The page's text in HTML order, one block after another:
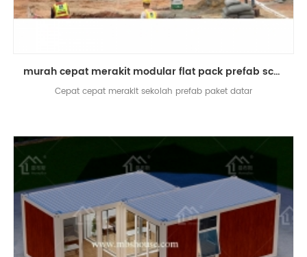
murah cepat merakit modular flat pack prefab school house
Cepat cepat merakit sekolah prefab paket datar